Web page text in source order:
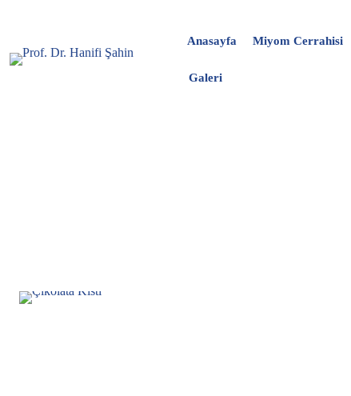
Anasayfa Miyom Cerrahisi
Galeri